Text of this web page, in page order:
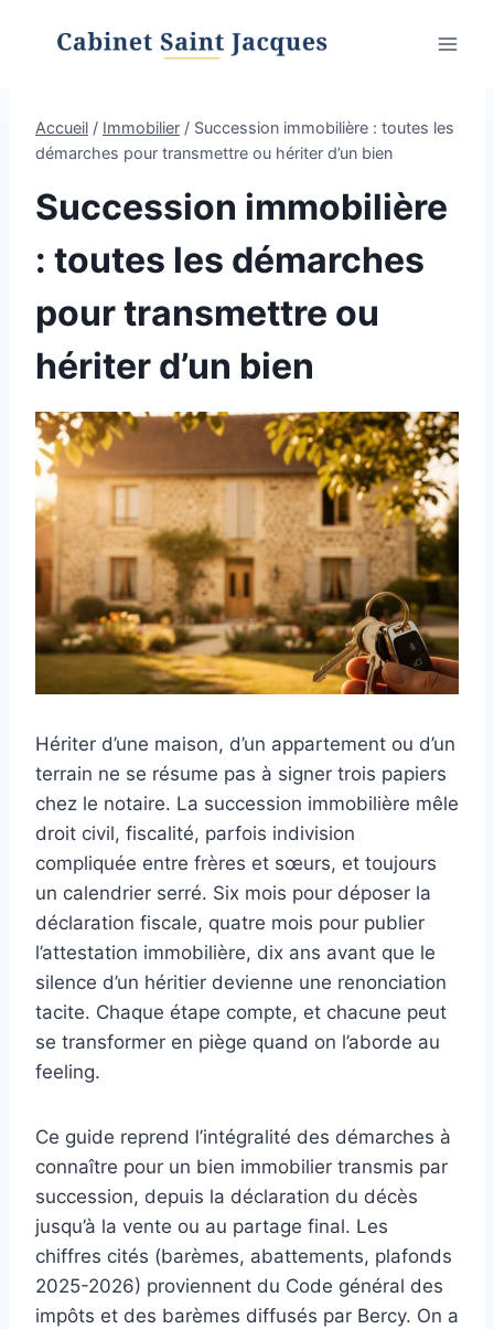
Accueil / Immobilier / Succession immobilière : toutes les
démarches pour transmettre ou hériter d’un bien
Succession immobilière
: toutes les démarches
pour transmettre ou
hériter d’un bien
Hériter d’une maison, d’un appartement ou d’un
terrain ne se résume pas à signer trois papiers
chez le notaire. La succession immobilière mêle
droit civil, fiscalité, parfois indivision
compliquée entre frères et sœurs, et toujours
un calendrier serré. Six mois pour déposer la
déclaration fiscale, quatre mois pour publier
l’attestation immobilière, dix ans avant que le
silence d’un héritier devienne une renonciation
tacite. Chaque étape compte, et chacune peut
se transformer en piège quand on l’aborde au
feeling.
Ce guide reprend l’intégralité des démarches à
connaître pour un bien immobilier transmis par
succession, depuis la déclaration du décès
jusqu’à la vente ou au partage final. Les
chiffres cités (barèmes, abattements, plafonds
2025-2026) proviennent du Code général des
impôts et des barèmes diffusés par Bercy. On a